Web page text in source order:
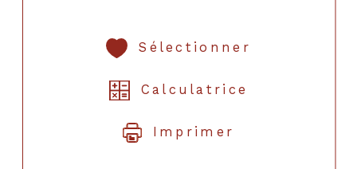
Sélectionner
Calculatrice
Imprimer